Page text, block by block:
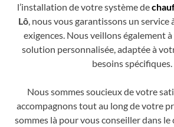
l’installation de votre système de
Lô, nous vous garantissons un service
exigences. Nous veillons également
solution personnalisée, adaptée à
besoins spécifiques.
Nous sommes soucieux de votre
accompagnons tout au long de votre
sommes là pour vous conseiller dans le